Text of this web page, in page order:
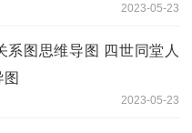
2023-05-23
系图思维导图 四世同堂人
2023-05-23